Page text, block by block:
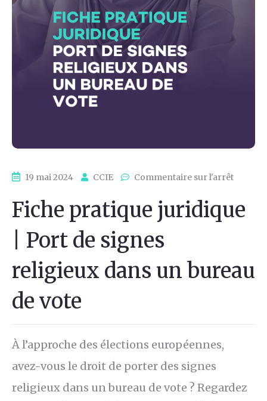
19 mai 2024 CCIE Commentaire sur l'arrêt
Fiche pratique juridique
| Port de signes
religieux dans un bureau
de vote
À l’approche des élections européennes,
avez-vous le droit de porter des signes
religieux dans un bureau de vote ? Regardez